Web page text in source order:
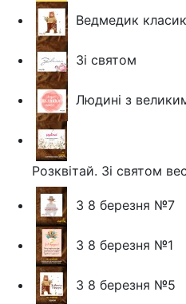
Ведмедик класик
Зі святом
Людині з
Розквітай. Зі святом
З 8 березня №7
З 8 березня №1
З 8 березня №5